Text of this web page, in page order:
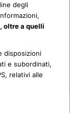
degli
oltre a quelli
disposizioni
e subordinati,
relativi alle